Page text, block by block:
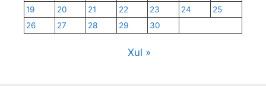
19
20 21 22 23 24
25
26
27 28 29 30
Xul »